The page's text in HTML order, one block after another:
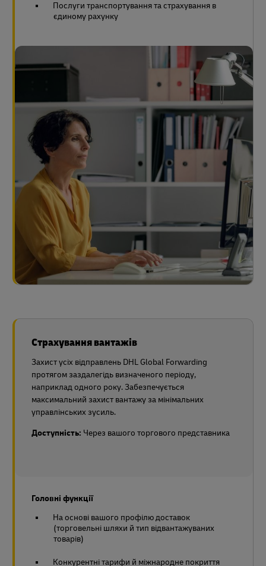
Послуги транспортування та страхування в
єдиному рахунку
Страхування вантажів
Захист усіх відправлень DHL Global Forwarding
протягом заздалегідь визначеного періоду,
наприклад одного року. Забезпечується
максимальний захист вантажу за мінімальних
управлінських зусиль.
Доступність: Через вашого торгового представника
Головні функції
На основі вашого профілю доставок
(торговельні шляхи й тип відвантажуваних
товарів)
Конкурентні тарифи й міжнародне покриття